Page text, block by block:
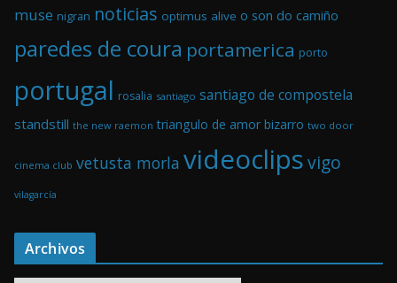
muse nigran noticias optimus alive o son do camiño
paredes de coura portamerica porto
portugal rosalia santiago santiago de compostela
standstill the new raemon triangulo de amor bizarro two door
cinema club vetusta morla videoclipsvigo
vilagarcía
Archivos